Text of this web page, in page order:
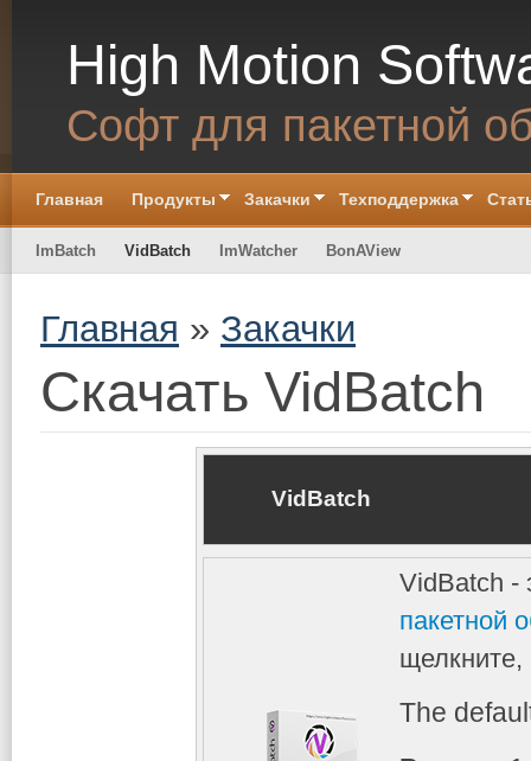
High Motion
Софт для пакетной
Главная Продукты Закачки Техподдержка
ImBatch VidBatch ImWatcher BonAView
You are here
Главная » Закачки
Скачать VidBatch
VidBatch
VidBatch -
пакетной
щелкните,
The